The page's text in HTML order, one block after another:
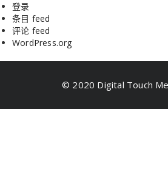
登录
条目 feed
评论 feed
WordPress.org
© 2020 Digital Touch